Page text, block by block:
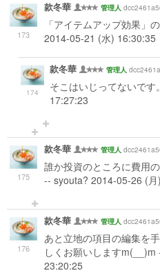
173
款冬華 管理人
「アイテムアップ効果」
2014-05-21 (水) 16:30:35
174
款冬華 管理人
そこはいじってないで
17:27:23
175
款冬華 管理人
誰か投資のところに費用
-- syouta? 2014-05-26 (
176
款冬華 管理人
あと立地の項目の編集を
しくお願いします
23:20:25